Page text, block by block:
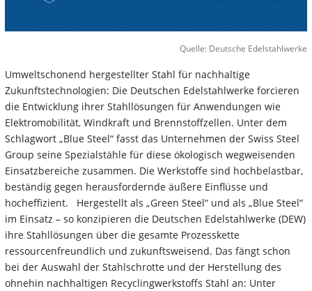
Umweltschonend hergestellter Stahl für nachhaltige
Zukunftstechnologien: Die Deutschen Edelstahlwerke forcieren
die Entwicklung ihrer Stahllösungen für Anwendungen wie
Elektromobilität, Windkraft und Brennstoffzellen. Unter dem
Schlagwort „Blue Steel“ fasst das Unternehmen der Swiss Steel
Group seine Spezialstähle für diese ökologisch wegweisenden
Einsatzbereiche zusammen. Die Werkstoffe sind hochbelastbar,
beständig gegen herausfordernde äußere Einflüsse und
hocheffizient. Hergestellt als „Green Steel“ und als „Blue Steel“
im Einsatz – so konzipieren die Deutschen Edelstahlwerke (DEW)
ihre Stahllösungen über die gesamte Prozesskette
ressourcenfreundlich und zukunftsweisend. Das fängt schon
bei der Auswahl der Stahlschrotte und der Herstellung des
ohnehin nachhaltigen Recyclingwerkstoffs Stahl an: Unter
Quelle: Deutsche Edelstahlwerke